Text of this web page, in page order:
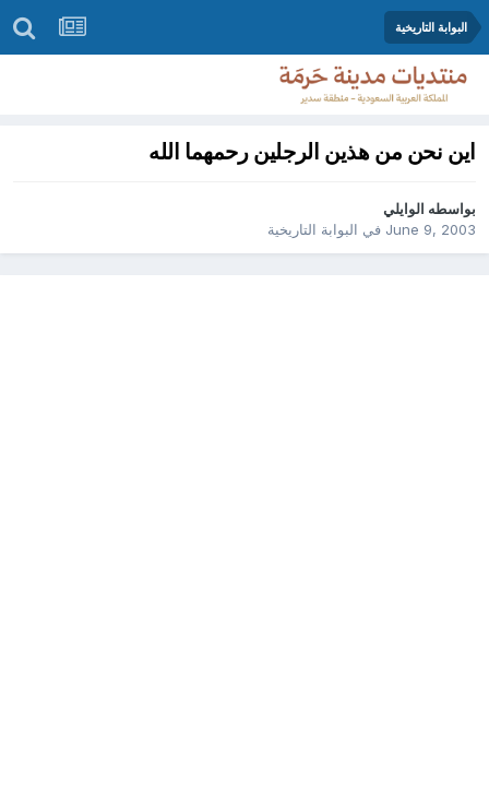
البوابة التاريخية
اين نحن من هذين الرجلين رحمهما الله
بواسطه الوايلي
June 9, 2003في البوابة التاريخية